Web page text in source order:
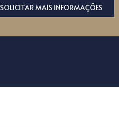
SOLICITAR MAIS INFORMAÇÕES